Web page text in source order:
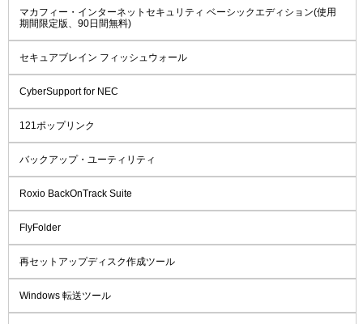
マカフィー・インターネットセキュリティ ベーシックエディション(使用
期間限定版、90日間無料)
セキュアブレイン フィッシュウォール
CyberSupport for NEC
121ポップリンク
バックアップ・ユーティリティ
Roxio BackOnTrack Suite
FlyFolder
再セットアップディスク作成ツール
Windows 転送ツール